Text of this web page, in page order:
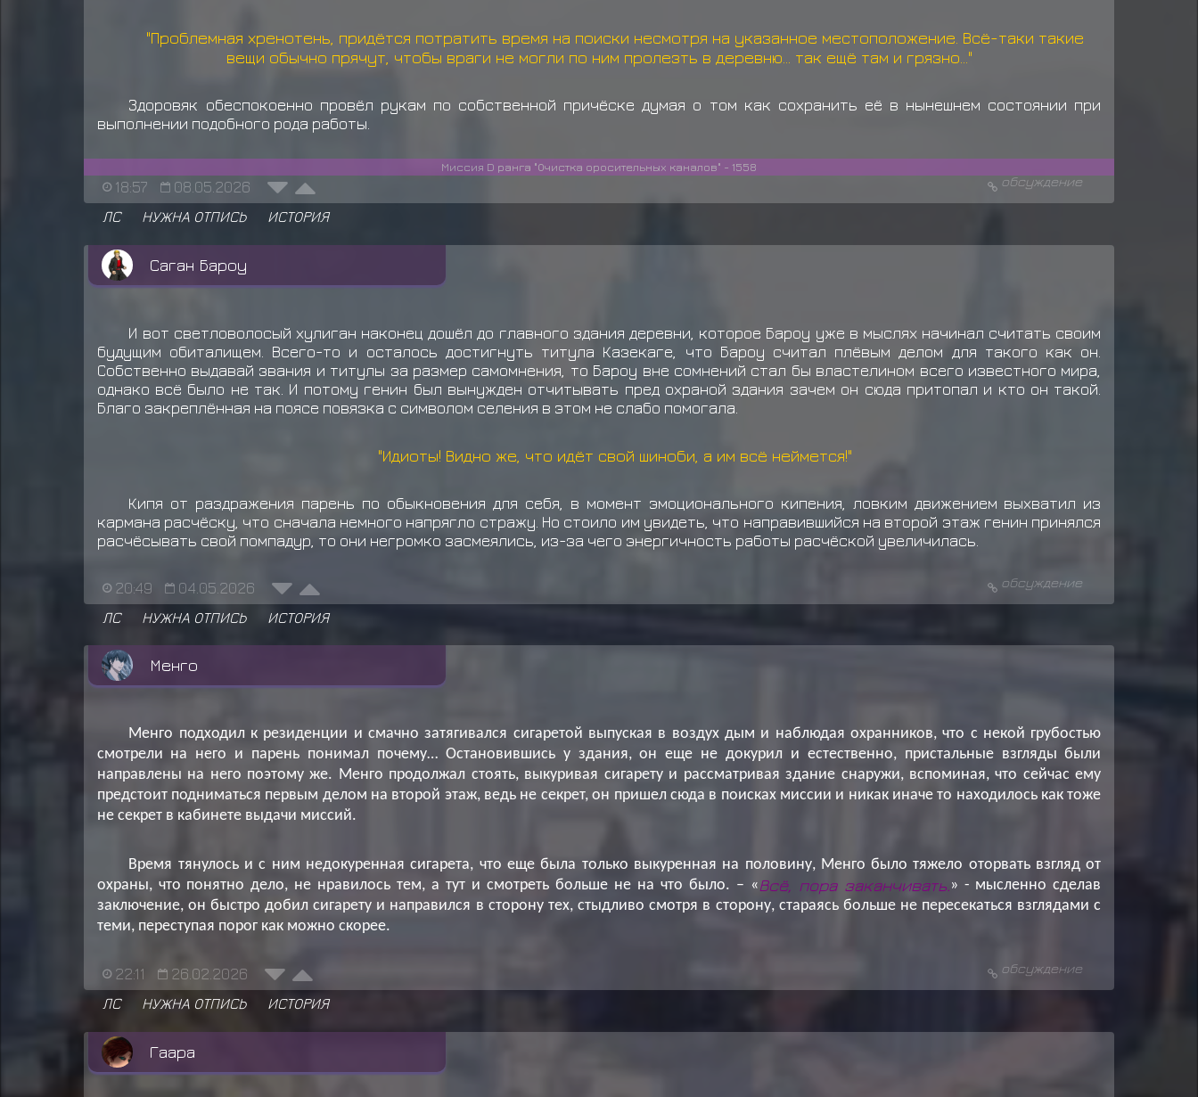
"Проблемная хренотень, придётся потратить время на поиски несмотря на указанное местоположение. Всё-таки такие
вещи обычно прячут, чтобы враги не могли по ним пролезть в деревню... так ещё там и грязно..."
Здоровяк обеспокоенно провёл рукам по собственной причёске думая о том как сохранить её в нынешнем состоянии при
выполнении подобного рода работы.
Миссия D ранга "Очистка оросительных каналов" - 1558
18:57 08.05.2026 обсуждение
ЛС НУЖНА ОТПИСЬ ИСТОРИЯ
Саган Бароу
И вот светловолосый хулиган наконец дошёл до главного здания деревни, которое Бароу уже в мыслях начинал считать своим
будущим обиталищем. Всего-то и осталось достигнуть титула Казекаге, что Бароу считал плёвым делом для такого как он.
Собственно выдавай звания и титулы за размер самомнения, то Бароу вне сомнений стал бы властелином всего известного мира,
однако всё было не так. И потому генин был вынужден отчитывать пред охраной здания зачем он сюда притопал и кто он такой.
Благо закреплённая на поясе повязка с символом селения в этом не слабо помогала.
"Идиоты! Видно же, что идёт свой шиноби, а им всё неймется!"
Кипя от раздражения парень по обыкновения для себя, в момент эмоционального кипения, ловким движением выхватил из
кармана расчёску, что сначала немного напрягло стражу. Но стоило им увидеть, что направившийся на второй этаж генин принялся
расчёсывать свой помпадур, то они негромко засмеялись, из-за чего энергичность работы расчёской увеличилась.
20:49 04.05.2026 обсуждение
ЛС НУЖНА ОТПИСЬ ИСТОРИЯ
Менго
Менго подходил к резиденции и смачно затягивался сигаретой выпуская в воздух дым и наблюдая охранников, что с некой грубостью
смотрели на него и парень понимал почему… Остановившись у здания, он еще не докурил и естественно, пристальные взгляды были
направлены на него поэтому же. Менго продолжал стоять, выкуривая сигарету и рассматривая здание снаружи, вспоминая, что сейчас ему
предстоит подниматься первым делом на второй этаж, ведь не секрет, он пришел сюда в поисках миссии и никак иначе то находилось как тоже
не секрет в кабинете выдачи миссий.
Время тянулось и с ним недокуренная сигарета, что еще была только выкуренная на половину, Менго было тяжело оторвать взгляд от
охраны, что понятно дело, не нравилось тем, а тут и смотреть больше не на что было. – «Всё, пора заканчивать.» - мысленно сделав
заключение, он быстро добил сигарету и направился в сторону тех, стыдливо смотря в сторону, стараясь больше не пересекаться взглядами с
теми, переступая порог как можно скорее.
22:11 26.02.2026 обсуждение
ЛС НУЖНА ОТПИСЬ ИСТОРИЯ
Гаара